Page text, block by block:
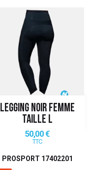
LEGGING NOIR FEMME
TAILLE L
Prix
50,00 €
TTC
PROSPORT 17402201